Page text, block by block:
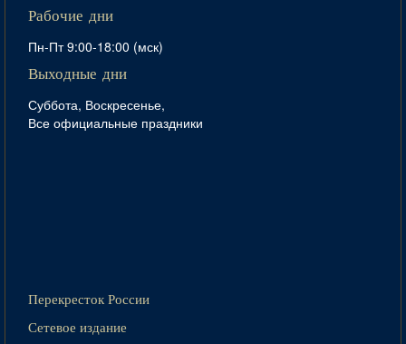
Рабочие дни
Пн-Пт 9:00-18:00 (мск)
Выходные дни
Суббота, Воскресенье,
Все официальные праздники
Перекресток России
Сетевое издание